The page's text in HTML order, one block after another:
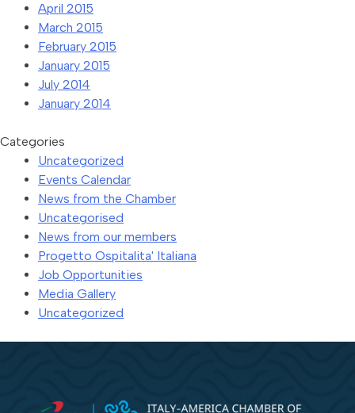
April 2015
March 2015
February 2015
January 2015
July 2014
January 2014
Categories
Uncategorized
Events Calendar
News from the Chamber
Uncategorised
News from our members
Progetto Ospitalita' Italiana
Job Opportunities
Media Gallery
Uncategorized